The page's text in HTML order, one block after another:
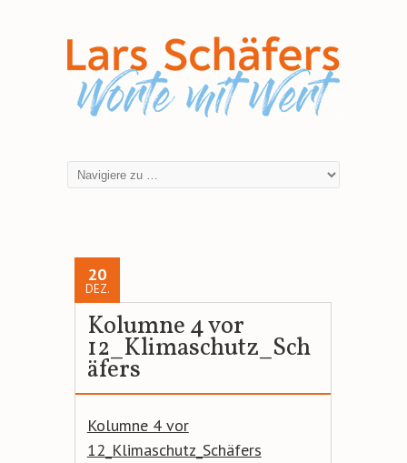
20
DEZ.
Kolumne 4 vor
12_Klimaschutz_Sch
äfers
Kolumne 4 vor
12_Klimaschutz_Schäfers